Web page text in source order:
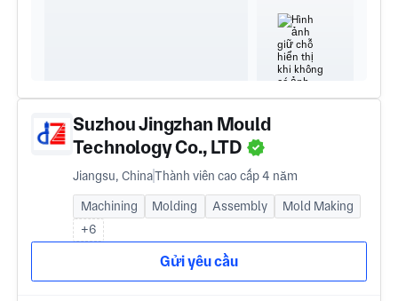
Suzhou Jingzhan Mould
Technology Co., LTD
Jiangsu, ChinaThành viên cao cấp 4 năm
Machining Molding Assembly
Mold Making
+6
Gửi yêu cầu